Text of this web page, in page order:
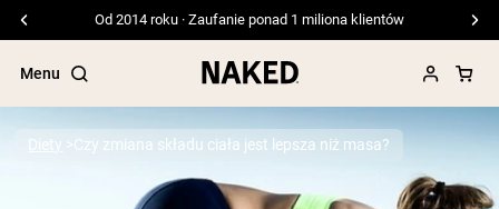
Darmowa wysyłka przy zamówieniach powyżej 99 USD
Menu
Diety Czy zmiana składu ciała jest lepsza niż masa?